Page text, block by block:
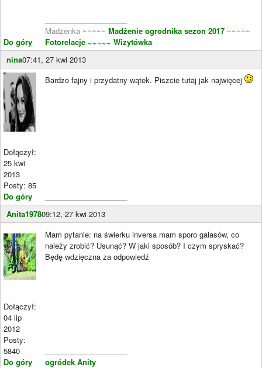
Do góry
Madżenka ~~~~~ Madżenie ogrodnika sezon 2017 ~~~~~
Fotorelacje ~~~~~ Wizytówka
nina07:41, 27 kwi 2013
Dołączył:
25 kwi
2013
Posty: 85
Do góry
Bardzo fajny i przydatny wątek. Piszcie tutaj jak najwięcej
Anita197809:12, 27 kwi 2013
Dołączył:
04 lip
2012
Posty:
5840
Do góry
Mam pytanie: na świerku inversa mam sporo galasów, co
należy zrobić? Usunąć? W jaki sposób? I czym spryskać?
Będę wdzięczna za odpowiedź
ogródek Anity